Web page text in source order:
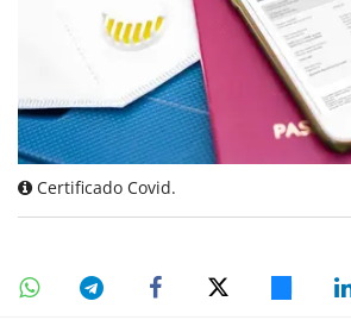
Certificado Covid.